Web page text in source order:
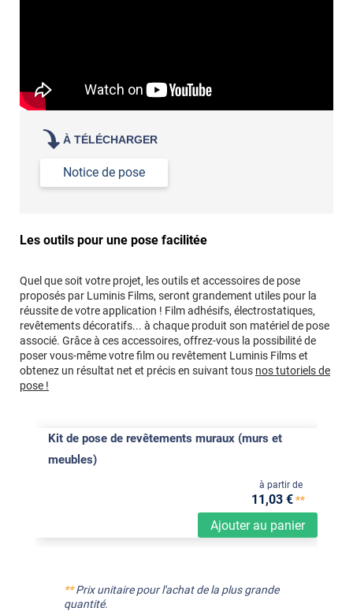
À TÉLÉCHARGER
Notice de pose
Les outils pour une pose facilitée
Quel que soit votre projet, les outils et accessoires de pose
proposés par Luminis Films, seront grandement utiles pour la
réussite de votre application ! Film adhésifs, électrostatiques,
revêtements décoratifs... à chaque produit son matériel de pose
associé. Grâce à ces accessoires, offrez-vous la possibilité de
poser vous-même votre film ou revêtement Luminis Films et
obtenez un résultat net et précis en suivant tous nos tutoriels de
pose !
Kit de pose de revêtements muraux (murs et
meubles)
Ajouter au panier
à partir de
11 ,03 €**
**Prix unitaire pour l'achat de la plus grande
quantité.